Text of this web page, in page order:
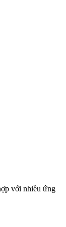
với nhiều ứng